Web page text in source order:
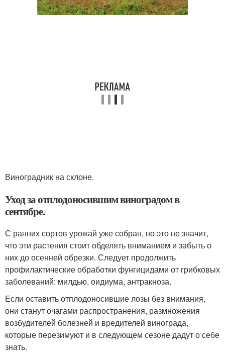
Виноградник на склоне.
Уход за отплодоносившим виноградом в
сентябре.
С ранних сортов урожай уже собран, но это не значит,
что эти растения стоит обделять вниманием и забыть о
них до осенней обрезки. Следует продолжить
профилактические обработки фунгицидами от грибковых
заболеваний: милдью, оидиума, антракноза.
Если оставить отплодоносившие лозы без внимания,
они станут очагами распространения, размножения
возбудителей болезней и вредителей винограда,
которые перезимуют и в следующем сезоне дадут о себе
знать.